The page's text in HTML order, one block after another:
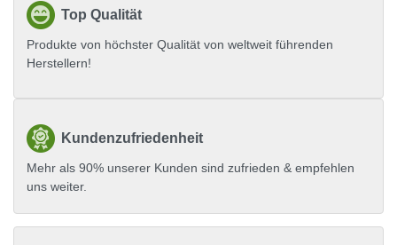
Top Qualität
Produkte von höchster Qualität von weltweit führenden
Herstellern!
Kundenzufriedenheit
Mehr als 90% unserer Kunden sind zufrieden & empfehlen
uns weiter.